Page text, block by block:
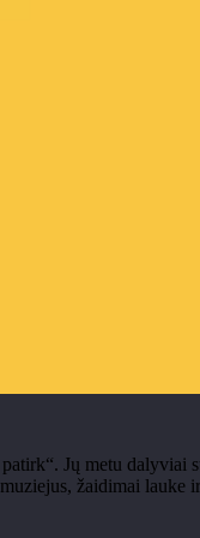
Jų metu dalyviai
žaidimai lauke